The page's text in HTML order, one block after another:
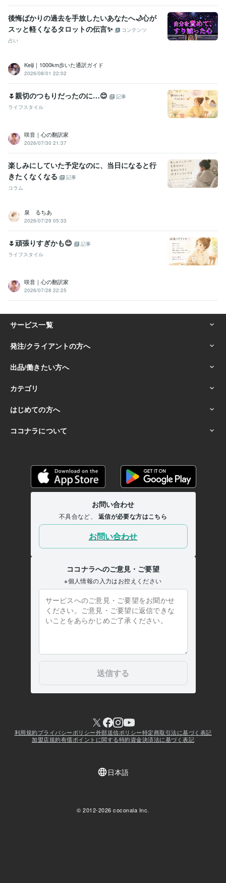
後悔ばかりの過去を手放したいあなたへ🌙心が
スッと軽くなるタロットの伝言✨
コンテンツ
占い
Keiji｜1000km歩いた通訳ガイド
2026/08/01 22:02
🌷親切のつもりだったのに…😊
記事
ライフスタイル
咲音｜心の翻訳家
2026/07/30 21:37
楽しみにしていた予定なのに、当日になると行
きたくなくなる
記事
コラム
泉 るちあ
2026/07/29 05:33
🌷頑張りすぎかも😊
記事
ライフスタイル
咲音｜心の翻訳家
2026/07/28 22:25